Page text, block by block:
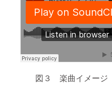
図３ 楽曲イメージ